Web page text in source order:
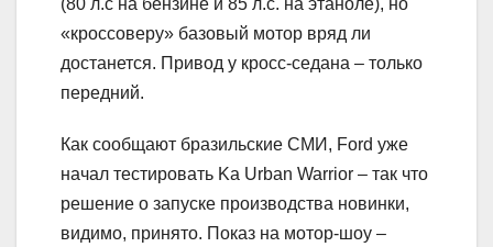
(80 л.с на бензине и 85 л.с. на этаноле), но
«кроссоверу» базовый мотор вряд ли
достанется. Привод у кросс-седана – только
передний.
Как сообщают бразильские СМИ, Ford уже
начал тестировать Ka Urban Warrior – так что
решение о запуске производства новинки,
видимо, принято. Показ на мотор-шоу –